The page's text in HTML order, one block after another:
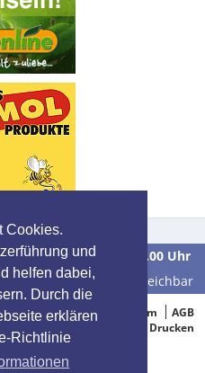
Cookies.
und
helfen dabei,
Durch die
erklären
Richtlinie
Zeit von9.00 bis 16.00 Uhr
28 / 70 37 90für Sie erreichbar
Impressum
AGB
Drucken